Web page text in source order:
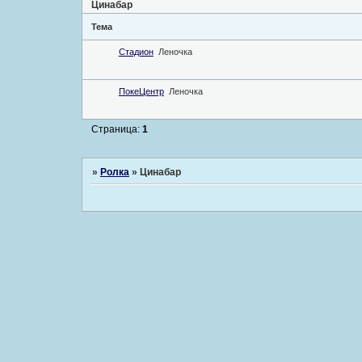
Цинабар
Тема
Стадион
Леночка
ПокеЦентр
Леночка
Страница: 1
» Ролка » Цинабар